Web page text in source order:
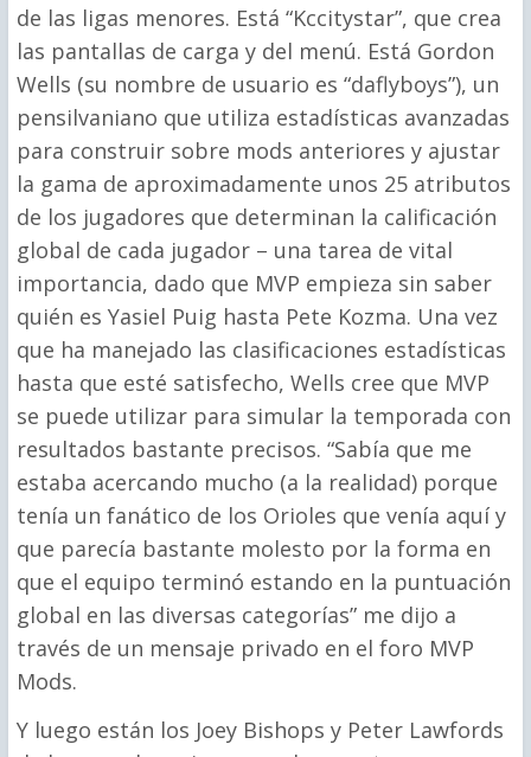
de las ligas menores. Está “Kccitystar”, que crea
las pantallas de carga y del menú. Está Gordon
Wells (su nombre de usuario es “daflyboys”), un
pensilvaniano que utiliza estadísticas avanzadas
para construir sobre mods anteriores y ajustar
la gama de aproximadamente unos 25 atributos
de los jugadores que determinan la calificación
global de cada jugador – una tarea de vital
importancia, dado que MVP empieza sin saber
quién es Yasiel Puig hasta Pete Kozma. Una vez
que ha manejado las clasificaciones estadísticas
hasta que esté satisfecho, Wells cree que MVP
se puede utilizar para simular la temporada con
resultados bastante precisos. “Sabía que me
estaba acercando mucho (a la realidad) porque
tenía un fanático de los Orioles que venía aquí y
que parecía bastante molesto por la forma en
que el equipo terminó estando en la puntuación
global en las diversas categorías” me dijo a
través de un mensaje privado en el foro MVP
Mods.
Y luego están los Joey Bishops y Peter Lawfords